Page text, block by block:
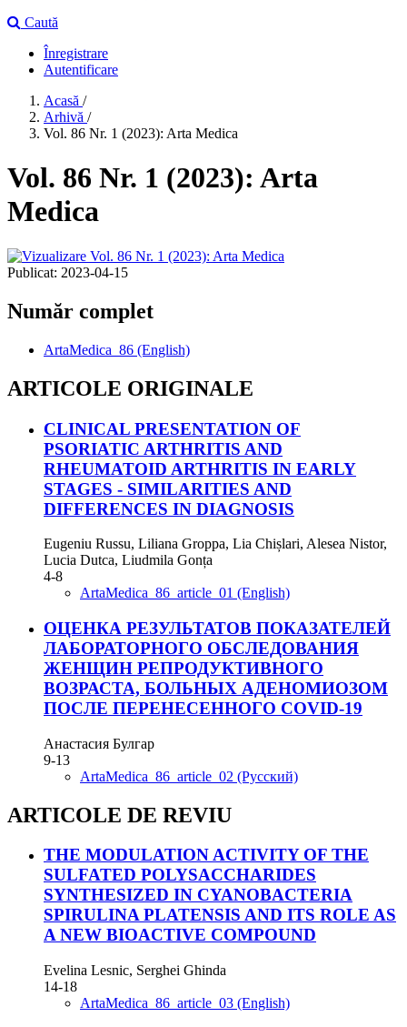
Caută
Înregistrare
Autentificare
Acasă /
Arhivă /
Vol. 86 Nr. 1 (2023): Arta Medica
Vol. 86 Nr. 1 (2023): Arta
Medica
Publicat: 2023-04-15
Număr complet
ArtaMedica_86 (English)
ARTICOLE ORIGINALE
CLINICAL PRESENTATION OF
PSORIATIC ARTHRITIS AND
RHEUMATOID ARTHRITIS IN EARLY
STAGES - SIMILARITIES AND
DIFFERENCES IN DIAGNOSIS
Eugeniu Russu, Liliana Groppa, Lia Chișlari, Alesea Nistor,
Lucia Dutca, Liudmila Gonța
4-8
ArtaMedica_86_article_01 (English)
ОЦЕНКА РЕЗУЛЬТАТОВ ПОКАЗАТЕЛЕЙ
ЛАБОРАТОРНОГО ОБСЛЕДОВАНИЯ
ЖЕНЩИН РЕПРОДУКТИВНОГО
ВОЗРАСТА, БОЛЬНЫХ АДЕНОМИОЗОМ
ПОСЛЕ ПЕРЕНЕСЕННОГО COVID-19
Анастасия Булгар
9-13
ArtaMedica_86_article_02 (Русский)
ARTICOLE DE REVIU
THE MODULATION ACTIVITY OF THE
SULFATED POLYSACCHARIDES
SYNTHESIZED IN CYANOBACTERIA
SPIRULINA PLATENSIS AND ITS ROLE AS
A NEW BIOACTIVE COMPOUND
Evelina Lesnic, Serghei Ghinda
14-18
ArtaMedica_86_article_03 (English)